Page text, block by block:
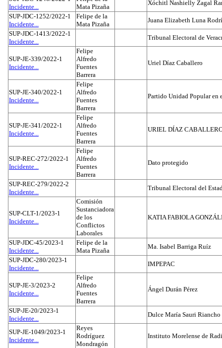
Incidente...
Mata Pizaña
Xóchitl Nashielly Zagal
SUP-JDC-1252/2022-1
Incidente...
Felipe de la
Mata Pizaña
Juana Elizabeth Luna
SUP-JDC-1413/2022-1
Incidente...
Tribunal Electoral de
SUP-JE-339/2022-1
Incidente...
Felipe
Alfredo
Fuentes
Barrera
Uriel Díaz Caballero
SUP-JE-340/2022-1
Incidente...
Felipe
Alfredo
Fuentes
Barrera
Partido Unidad Popular en
SUP-JE-341/2022-1
Incidente...
Felipe
Alfredo
Fuentes
Barrera
URIEL DÍAZ
SUP-REC-272/2022-1
Incidente...
Felipe
Alfredo
Fuentes
Barrera
Dato protegido
SUP-REC-279/2022-2
Incidente...
Tribunal Electoral del
SUP-CLT-1/2023-1
Incidente...
Comisión
Sustanciadora
de los
Conflictos
Laborales
KATIA FABIOLA
SUP-JDC-45/2023-1
Incidente...
Felipe de la
Mata Pizaña
Ma. Isabel Barriga Ruíz
SUP-JDC-280/2023-1
Incidente...
IMPEPAC
SUP-JE-3/2023-2
Incidente...
Felipe
Alfredo
Fuentes
Barrera
Ángel Durán Pérez
SUP-JE-20/2023-1
Incidente...
Dulce María Sauri
SUP-JE-1049/2023-1
Incidente...
Reyes
Rodríguez
Mondragón
Instituto Morelense de